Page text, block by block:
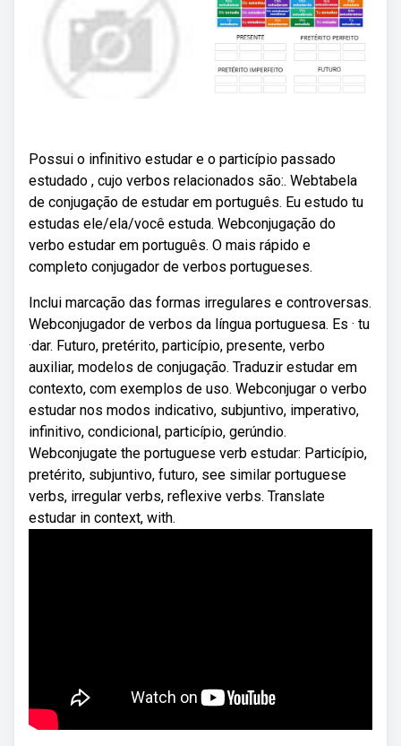
Possui o infinitivo estudar e o particípio passado
estudado , cujo verbos relacionados são:. Webtabela
de conjugação de estudar em português. Eu estudo tu
estudas ele/ela/você estuda. Webconjugação do
verbo estudar em português. O mais rápido e
completo conjugador de verbos portugueses.
Inclui marcação das formas irregulares e controversas.
Webconjugador de verbos da língua portuguesa. Es · tu
·dar. Futuro, pretérito, particípio, presente, verbo
auxiliar, modelos de conjugação. Traduzir estudar em
contexto, com exemplos de uso. Webconjugar o verbo
estudar nos modos indicativo, subjuntivo, imperativo,
infinitivo, condicional, particípio, gerúndio.
Webconjugate the portuguese verb estudar: Particípio,
pretérito, subjuntivo, futuro, see similar portuguese
verbs, irregular verbs, reflexive verbs. Translate
estudar in context, with.